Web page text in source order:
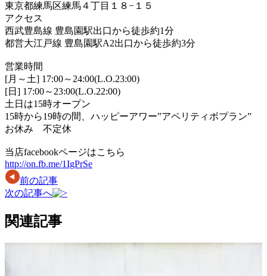
東京都練馬区練馬４丁目１８−１５
アクセス
西武豊島線 豊島園駅出口から徒歩約1分
都営大江戸線 豊島園駅A2出口から徒歩約3分
営業時間
[月～土] 17:00～24:00(L.O.23:00)
[日] 17:00～23:00(L.O.22:00)
土日は15時オープン
15時から19時の間、ハッピーアワー”アペリティボプラン”
お休み 不定休
当店facebookページはこちら
http://on.fb.me/1IgPrSe
前の記事
次の記事へ
関連記事